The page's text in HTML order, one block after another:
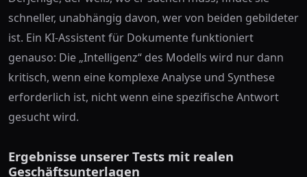
schneller, unabhängig davon, wer von beiden gebildeter
ist. Ein KI-Assistent für Dokumente funktioniert
genauso: Die „Intelligenz“ des Modells wird nur dann
kritisch, wenn eine komplexe Analyse und Synthese
erforderlich ist, nicht wenn eine spezifische Antwort
gesucht wird.
Ergebnisse unserer Tests mit realen
Geschäftsunterlagen